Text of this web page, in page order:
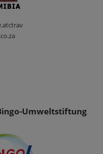
Umweltstiftung